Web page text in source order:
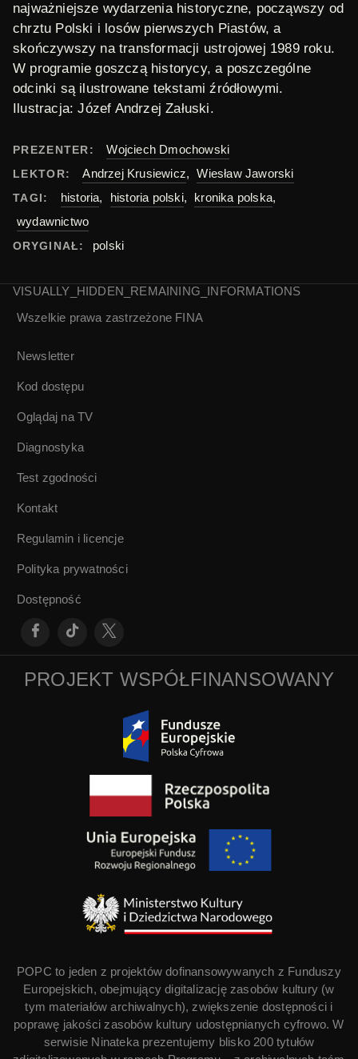
najważniejsze wydarzenia historyczne, począwszy od
chrztu Polski i losów pierwszych Piastów, a
skończywszy na transformacji ustrojowej 1989 roku.
W programie goszczą historycy, a poszczególne
odcinki są ilustrowane tekstami źródłowymi.
Ilustracja:Józef Andrzej Załuski.
PREZENTER: Wojciech Dmochowski
LEKTOR: Andrzej Krusiewicz, Wiesław Jaworski
TAGI: historia, historia polski, kronika polska,
wydawnictwo
ORYGINAŁ: polski
VISUALLY_HIDDEN_REMAINING_INFORMATIONS
Wszelkie prawa zastrzeżone FINA
Newsletter
Kod dostępu
Oglądaj na TV
Diagnostyka
Test zgodności
Kontakt
Regulamin i licencje
Polityka prywatności
Dostępność
PROJEKT WSPÓŁFINANSOWANY
POPC to jeden z projektów dofinansowywanych z Funduszy
Europejskich, obejmujący digitalizację zasobów kultury (w
tym materiałów archiwalnych), zwiększenie dostępności i
poprawę jakości zasobów kultury udostępnianych cyfrowo. W
serwisie Ninateka prezentujemy blisko 200 tytułów